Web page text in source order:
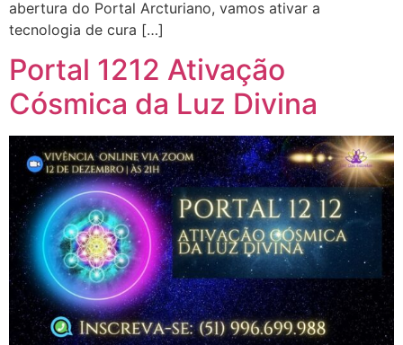
abertura do Portal Arcturiano, vamos ativar a
tecnologia de cura […]
Portal 1212 Ativação
Cósmica da Luz Divina